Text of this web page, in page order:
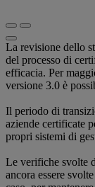
La revisione dello
del processo di
efficacia. Per
versione 3.0 è
Il periodo di
aziende certificate
propri sistemi di
Le verifiche svolte
ancora essere